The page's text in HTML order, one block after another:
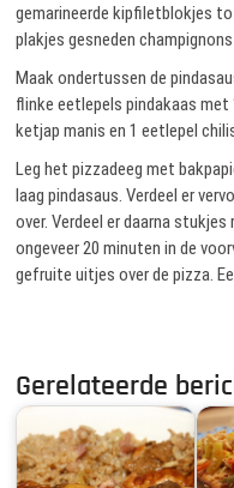
gemarineerde kipfiletblokjes
plakjes gesneden
Maak ondertussen de
flinke eetlepels pindakaas met
ketjap manis en 1 eetlepel
Leg het pizzadeeg met
laag pindasaus. Verdeel er
over. Verdeel er daarna
ongeveer 20 minuten in de
gefruite uitjes over de pizza.
Gerelateerde